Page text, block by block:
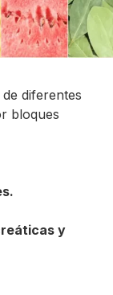
de diferentes
bloques
y